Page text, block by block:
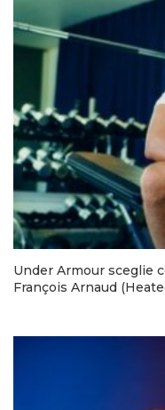
Under Armour sceglie
François Arnaud